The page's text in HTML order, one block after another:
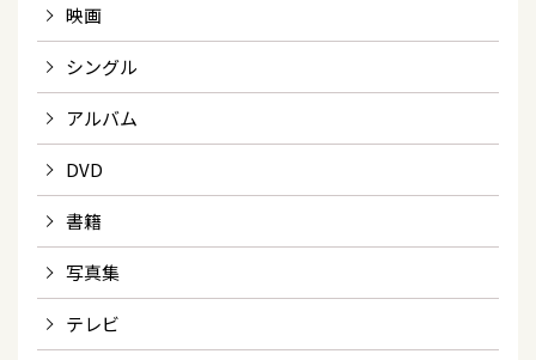
映画
シングル
アルバム
DVD
書籍
写真集
テレビ